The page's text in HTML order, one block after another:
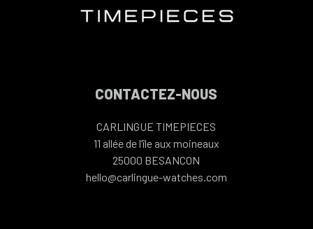
CONTACTEZ-NOUS
CARLINGUE TIMEPIECES
11 allée de l’île aux moineaux
25000 BESANCON
hello@carlingue-watches.com